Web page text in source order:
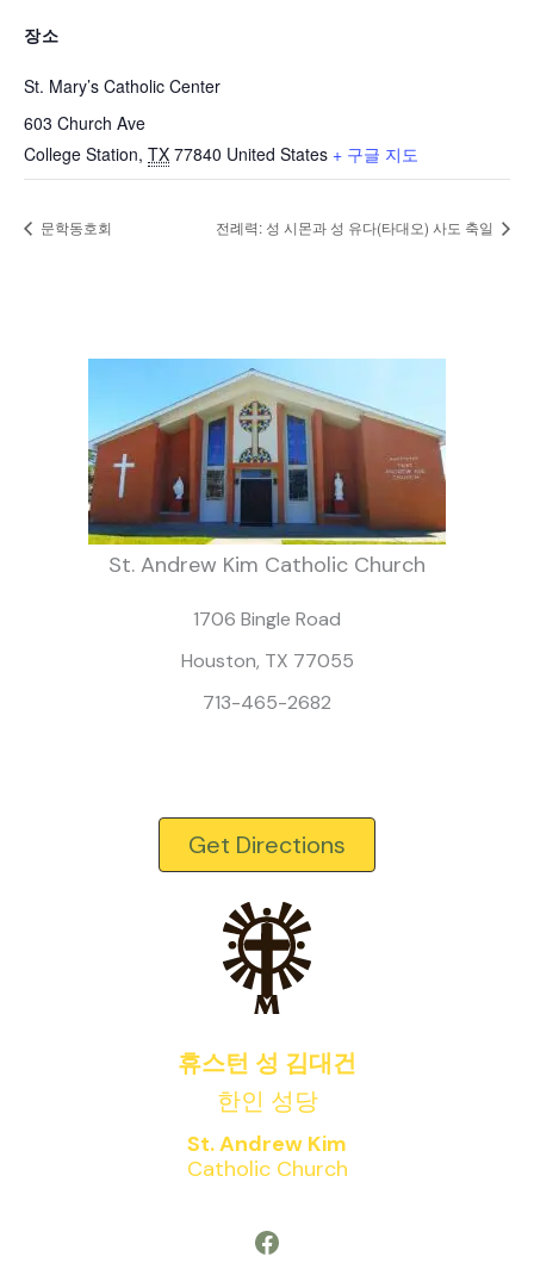
장소
St. Mary’s Catholic Center
603 Church Ave
College Station, TX 77840 United States + 구글 지도
문학동호회 전례력: 성 시몬과 성 유다(타대오) 사도 축일
St. Andrew Kim Catholic Church
1706 Bingle Road
Houston, TX 77055
713-465-2682
Get Directions
휴스턴 성 김대건
한인 성당
St. Andrew Kim
Catholic Church
Facebook